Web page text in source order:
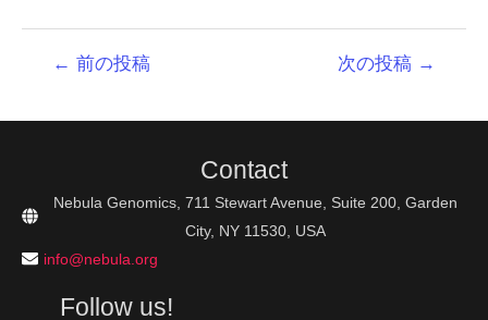
ョ
← 前の投稿 次の投稿 →
Contact
Nebula Genomics, 711 Stewart Avenue, Suite 200, Garden
City, NY 11530, USA
info@nebula.org
Follow us!